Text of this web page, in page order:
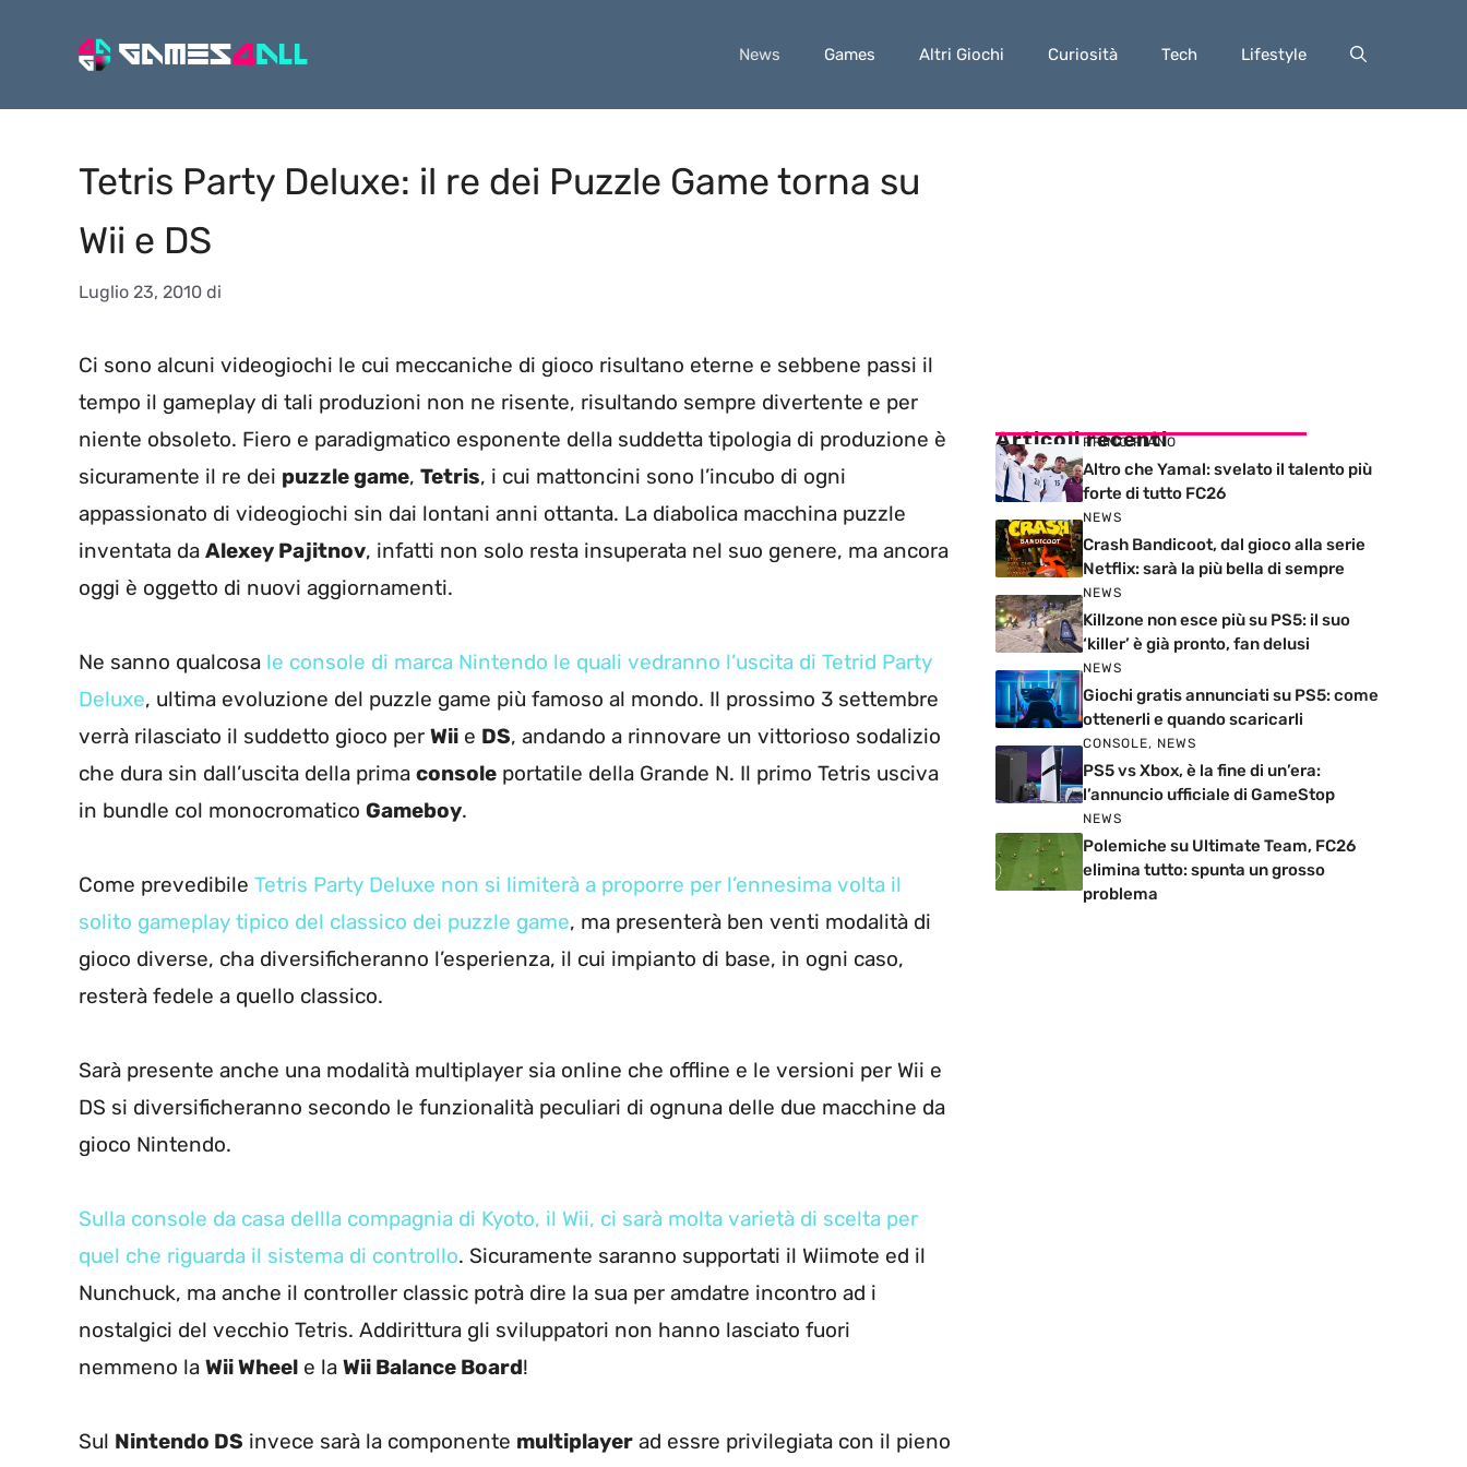
News Games Altri Giochi Curiosità Tech Lifestyle
Tetris Party Deluxe: il re dei Puzzle Game torna su
Wii e DS
Luglio 23, 2010 di
Ci sono alcuni videogiochi le cui meccaniche di gioco risultano eterne e sebbene passi il
tempo il gameplay di tali produzioni non ne risente, risultando sempre divertente e per
niente obsoleto. Fiero e paradigmatico esponente della suddetta tipologia di produzione è
sicuramente il re dei puzzle game, Tetris, i cui mattoncini sono l’incubo di ogni
appassionato di videogiochi sin dai lontani anni ottanta. La diabolica macchina puzzle
inventata da Alexey Pajitnov, infatti non solo resta insuperata nel suo genere, ma ancora
oggi è oggetto di nuovi aggiornamenti.
Ne sanno qualcosa le console di marca Nintendo le quali vedranno l’uscita di Tetrid Party
Deluxe, ultima evoluzione del puzzle game più famoso al mondo. Il prossimo 3 settembre
verrà rilasciato il suddetto gioco per Wii e DS, andando a rinnovare un vittorioso sodalizio
che dura sin dall’uscita della prima console portatile della Grande N. Il primo Tetris usciva
in bundle col monocromatico Gameboy.
Come prevedibile Tetris Party Deluxe non si limiterà a proporre per l’ennesima volta il
solito gameplay tipico del classico dei puzzle game, ma presenterà ben venti modalità di
gioco diverse, cha diversificheranno l’esperienza, il cui impianto di base, in ogni caso,
resterà fedele a quello classico.
Sarà presente anche una modalità multiplayer sia online che offline e le versioni per Wii e
DS si diversificheranno secondo le funzionalità peculiari di ognuna delle due macchine da
gioco Nintendo.
Sulla console da casa dellla compagnia di Kyoto, il Wii, ci sarà molta varietà di scelta per
quel che riguarda il sistema di controllo. Sicuramente saranno supportati il Wiimote ed il
Nunchuck, ma anche il controller classic potrà dire la sua per amdatre incontro ad i
nostalgici del vecchio Tetris. Addirittura gli sviluppatori non hanno lasciato fuori
nemmeno la Wii Wheel e la Wii Balance Board!
Sul Nintendo DS invece sarà la componente multiplayer ad essre privilegiata con il pieno
Articoli recenti
PRIMO PIANO
Altro che Yamal: svelato il talento più
forte di tutto FC26
NEWS
Crash Bandicoot, dal gioco alla serie
Netflix: sarà la più bella di sempre
NEWS
Killzone non esce più su PS5: il suo
‘killer’ è già pronto, fan delusi
NEWS
Giochi gratis annunciati su PS5: come
ottenerli e quando scaricarli
CONSOLE, NEWS
PS5 vs Xbox, è la fine di un’era:
l’annuncio ufficiale di GameStop
NEWS
Polemiche su Ultimate Team, FC26
elimina tutto: spunta un grosso
problema